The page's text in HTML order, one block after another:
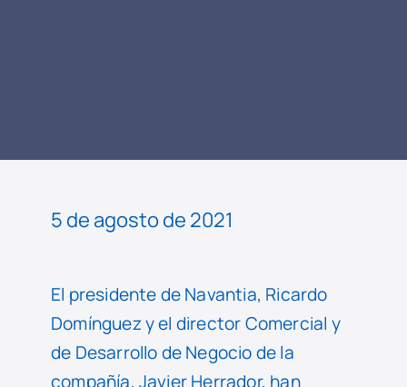
5 de agosto de 2021
El presidente de Navantia, Ricardo
Domínguez y el director Comercial y
de Desarrollo de Negocio de la
compañía, Javier Herrador, han